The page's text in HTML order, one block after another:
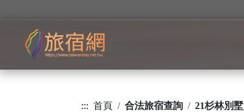
::: 首頁 合法旅宿查詢 21杉林別墅